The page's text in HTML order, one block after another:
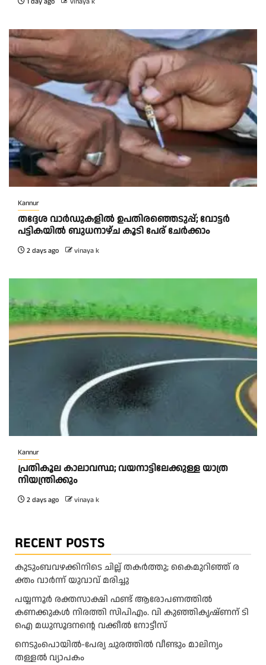
Kannur
തദ്ദേശ വാർഡുകളിൽ ഉപതിരഞ്ഞെടുപ്പ്; വോട്ടർ
പട്ടികയിൽ ബുധനാഴ്ച കൂടി പേര് ചേർക്കാം
2 days ago vinaya k
Kannur
പ്രതികൂല കാലാവസ്ഥ; വയനാട്ടിലേക്കുള്ള യാത്ര
നിയന്ത്രിക്കും
2 days ago vinaya k
RECENT POSTS
കു​ടും​ബ​വ​ഴ​ക്കി​നി​ടെ ചി​ല്ല് ത​ക​ർ​ത്തു; കൈ​മു​റി​ഞ്ഞ് ര​
ക്തം വാ​ർ​ന്ന് യു​വാ​വ് മ​രി​ച്ചു
പയ്യന്നൂർ രക്തസാക്ഷി ഫണ്ട് ആരോപണത്തിൽ
കണക്കുകൾ നിരത്തി സിപിഎം. വി കുഞ്ഞികൃഷ്ണന് ടി
ഐ മധുസൂദനൻ്റെ വക്കീൽ നോട്ടീസ്
നെടുംപൊയിൽ-പേര്യ ചുരത്തിൽ വീണ്ടും മാലിന്യം
തള്ളൽ വ്യാപകം